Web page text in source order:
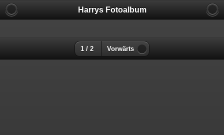
Harrys Fotoalbum
1 / 2 Vorwärts